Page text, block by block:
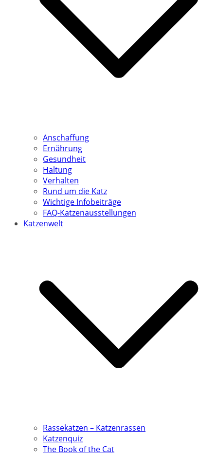
Anschaffung
Ernährung
Gesundheit
Haltung
Verhalten
Rund um die Katz
Wichtige Infobeiträge
FAQ-Katzenausstellungen
Katzenwelt
Rassekatzen – Katzenrassen
Katzenquiz
The Book of the Cat